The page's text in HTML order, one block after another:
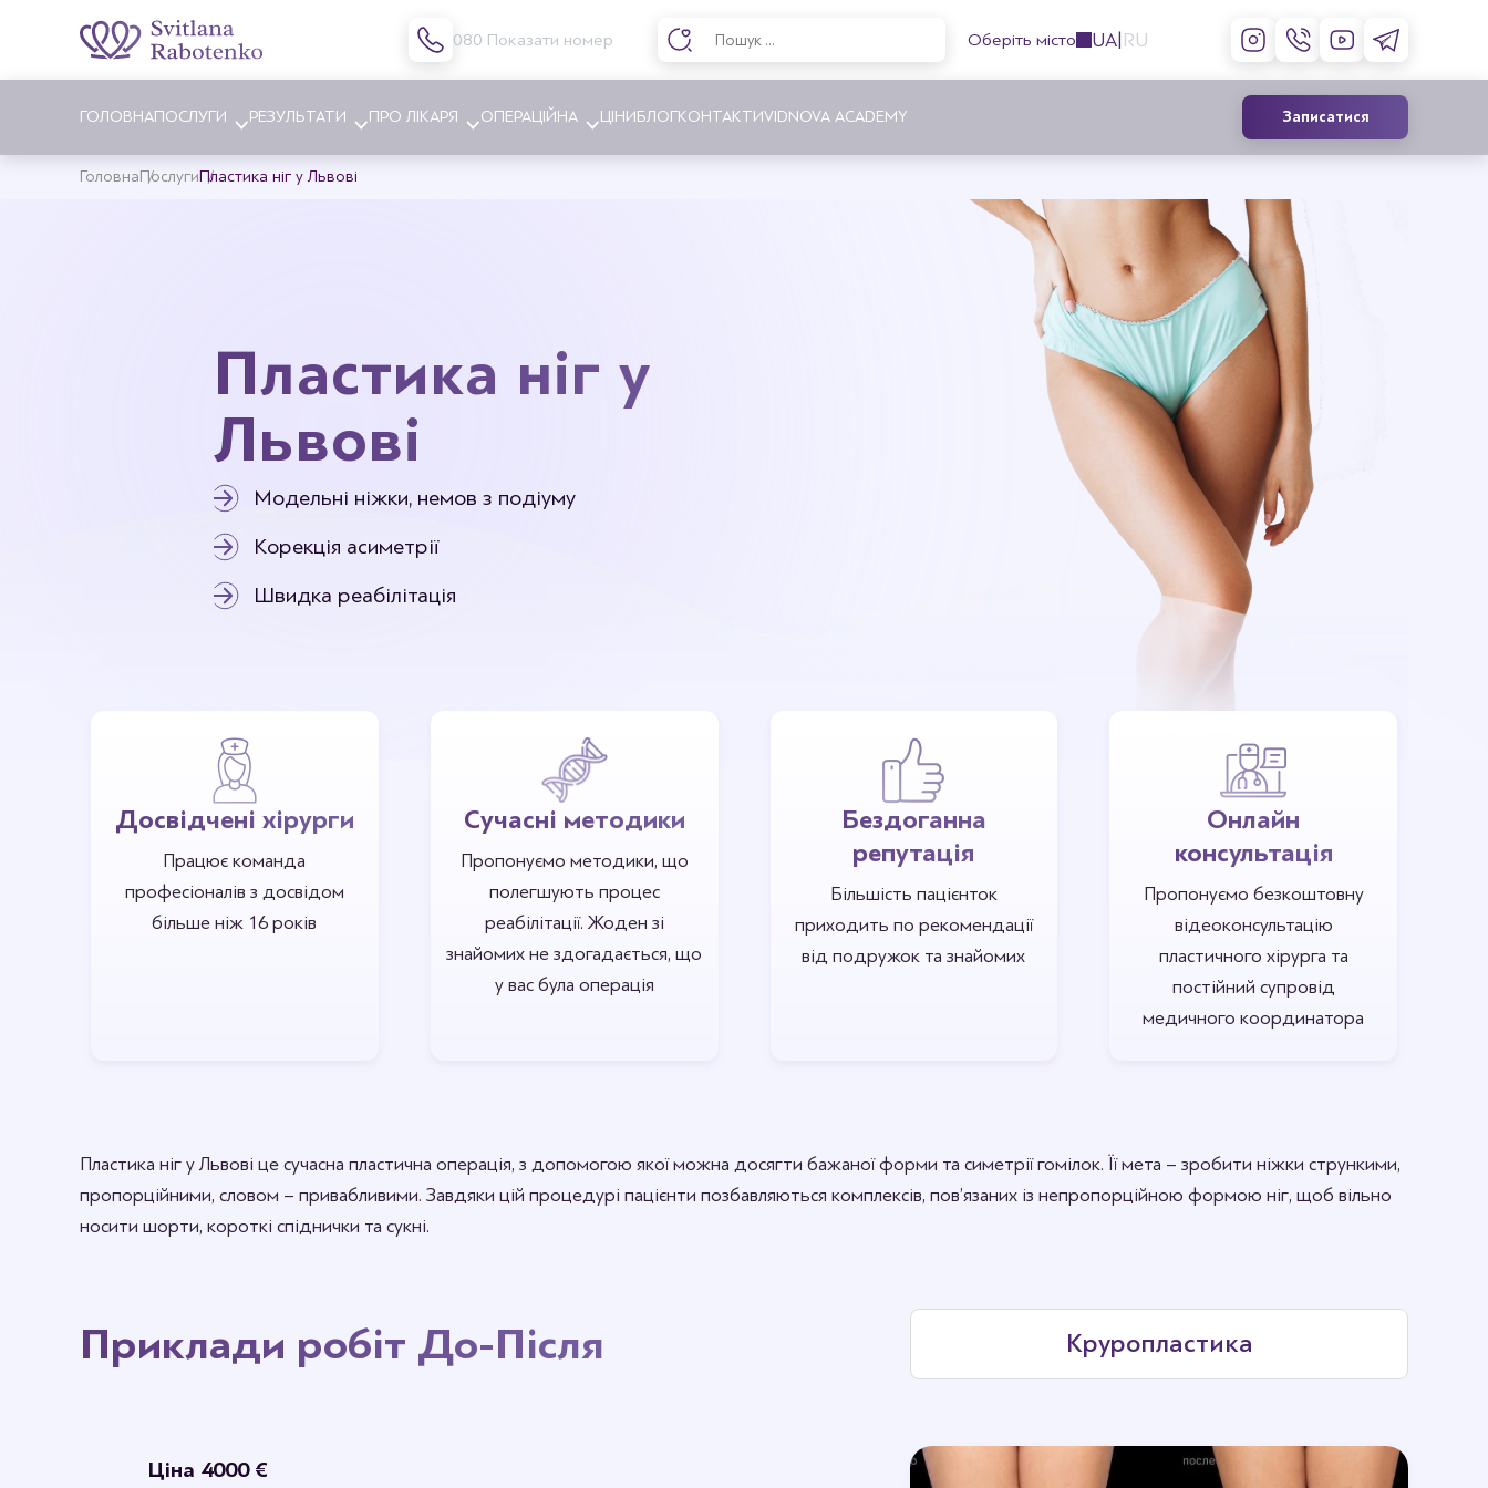
080 Показати номер Оберіть місто UA RU
ГОЛОВНАПОСЛУГИ
Платизмопластика (підтяжка
Ліпофілінг обличчя
Корекція клаповухості
Отопластика
Корекція соска та ареоли
Корекція асиметрії грудей
Видалення грудних імплантів
Контурна пластика обличчя
філерами
Ін’єкції ботоксу
Корекція губ
Лікування гіпергідрозу
РЕЗУЛЬТАТИ ПРО ЛІКАРЯ ОПЕРАЦІЙНА ЦІНИБЛОГКОНТАКТИVIDNOVA ACADEMY Записатися
ГоловнаПослугиПластика ніг у Львові
Пластика ніг у
Львові
Модельні ніжки, немов з подіуму
Корекція асиметрії
Швидка реабілітація
Досвідчені хірурги
Працює команда
професіоналів з досвідом
більше ніж 16 років
Сучасні методики
Пропонуємо методики, що
полегшують процес
реабілітації. Жоден зі
знайомих не здогадається, що
у вас була операція
Бездоганна
репутація
Більшість пацієнток
приходить по рекомендації
від подружок та знайомих
Онлайн
консультація
Пропонуємо безкоштовну
відеоконсультацію
пластичного хірурга та
постійний супровід
медичного координатора
Пластика ніг у Львові це сучасна пластична операція, з допомогою якої можна досягти бажаної форми та симетрії гомілок. Її мета – зробити ніжки стрункими,
пропорційними, словом – привабливими. Завдяки цій процедурі пацієнти позбавляються комплексів, пов’язаних із непропорційною формою ніг, щоб вільно
носити шорти, короткі спіднички та сукні.
Приклади робіт До-Після Круропластика
Ціна 4000 €